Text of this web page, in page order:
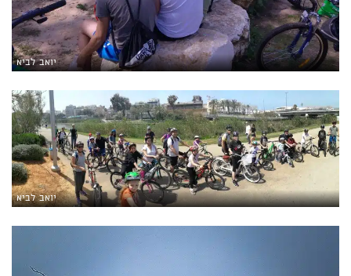
יואב לביא
יואב לביא